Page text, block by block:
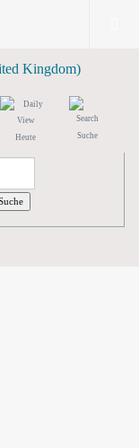
Heute Suche